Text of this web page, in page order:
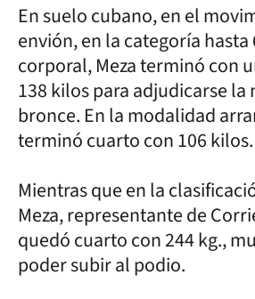
En suelo cubano, en el
envión, en la categoría hasta
corporal, Meza terminó con
138 kilos para adjudicarse la
bronce. En la modalidad
terminó cuarto con 106 kilos.
Mientras que en la
Meza, representante de
quedó cuarto con 244 kg.,
poder subir al podio.